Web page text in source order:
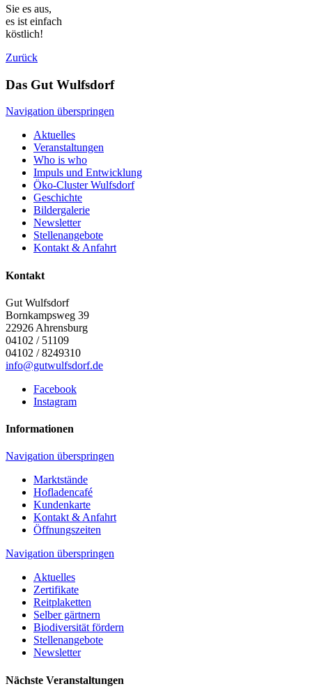
Sie es aus,
es ist einfach
köstlich!
Zurück
Das Gut Wulfsdorf
Navigation überspringen
Aktuelles
Veranstaltungen
Who is who
Impuls und Entwicklung
Öko-Cluster Wulfsdorf
Geschichte
Bildergalerie
Newsletter
Stellenangebote
Kontakt & Anfahrt
Kontakt
Gut Wulfsdorf
Bornkampsweg 39
22926 Ahrensburg
04102 / 51109
04102 / 8249310
info@gutwulfsdorf.de
Facebook
Instagram
Informationen
Navigation überspringen
Marktstände
Hofladencafé
Kundenkarte
Kontakt & Anfahrt
Öffnungszeiten
Navigation überspringen
Aktuelles
Zertifikate
Reitplaketten
Selber gärtnern
Biodiversität fördern
Stellenangebote
Newsletter
Nächste Veranstaltungen